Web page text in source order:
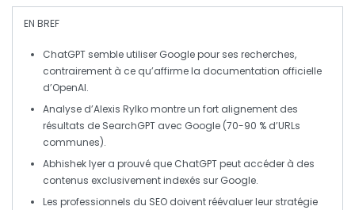
EN BREF
ChatGPT semble utiliser Googlepour ses recherches,
contrairement à ce qu’affirme la documentation officielle
d’OpenAI.
Analyse d’Alexis Rylko montre un fort alignement des
résultats de SearchGPT avec Google (70-90 % d’URLs
communes).
Abhishek Iyer a prouvé que ChatGPT peut accéder à des
contenus exclusivement indexés sur Google.
Les professionnels du SEO doivent réévaluer leur stratégie